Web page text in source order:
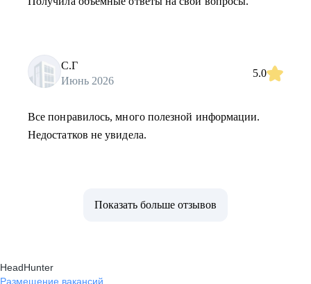
С.Г
Июнь 2026
5.0
Все понравилось, много полезной информации.
Недостатков не увидела.
Показать больше отзывов
HeadHunter
Размещение вакансий